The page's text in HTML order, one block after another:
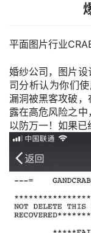
平面图片行业
婚纱公司，图片
司分析认为你们
漏洞被黑客攻破
露在高危风险之中
以防万一！如果